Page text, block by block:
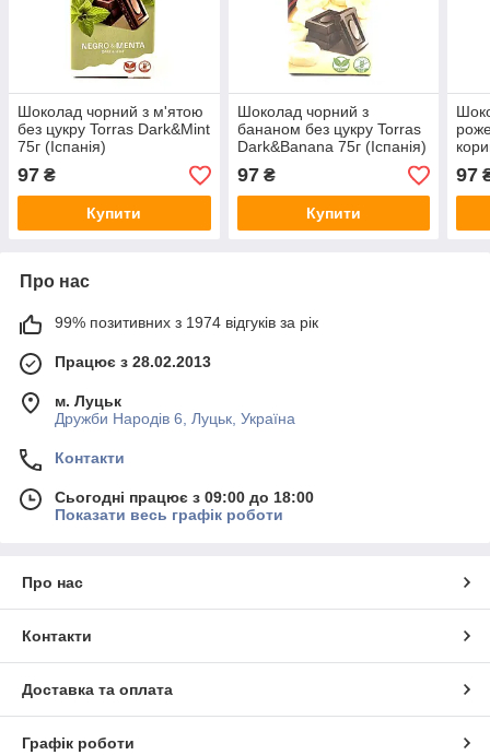
Шоколад чорний з м'ятою
без цукру Torras Dark&Mint
75г (Іспанія)
97 ₴
Купити
Шоколад чорний з
бананом без цукру Torras
Dark&Banana 75г (Іспанія)
97₴
Купити
and
97
Про нас
99% позитивних з 1974 відгуків за рік
Працює з 28.02.2013
м. Луцьк
Дружби Народів 6, Луцьк, Україна
Контакти
Сьогодні працює з 09:00 до 18:00
Показати весь графік роботи
Про нас
Контакти
Доставка та оплата
Графік роботи